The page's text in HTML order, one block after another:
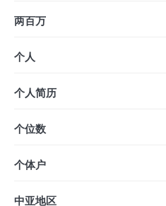
两百万
个人
个人简历
个位数
个体户
中亚地区